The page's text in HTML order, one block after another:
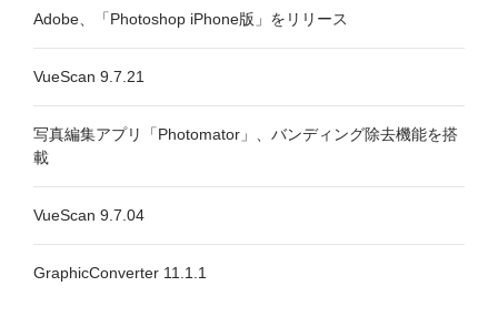
Adobe、「Photoshop iPhone版」をリリース
VueScan 9.7.21
写真編集アプリ「Photomator」、バンディング除去機能を搭
載
VueScan 9.7.04
GraphicConverter 11.1.1